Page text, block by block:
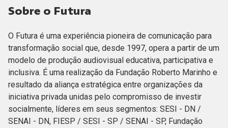
Sobre o Futura
O Futura é uma experiência pioneira de comunicação para
transformação social que, desde 1997, opera a partir de um
modelo de produção audiovisual educativa, participativa e
inclusiva. É uma realização da Fundação Roberto Marinho e
resultado da aliança estratégica entre organizações da
iniciativa privada unidas pelo compromisso de investir
socialmente, líderes em seus segmentos: SESI - DN /
SENAI - DN, FIESP / SESI - SP / SENAI - SP, Fundação